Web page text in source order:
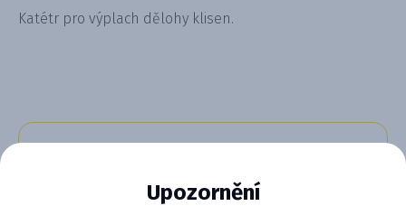
Katétr pro výplach dělohy klisen.
Upozornění